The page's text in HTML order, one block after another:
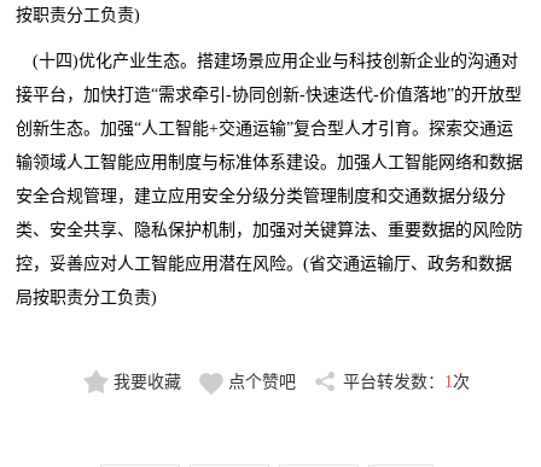
按职责分工负责)
(十四)优化产业生态。搭建场景应用企业与科技创新企业的沟通对
接平台，加快打造“需求牵引-协同创新-快速迭代-价值落地”的开放型
创新生态。加强“人工智能+交通运输”复合型人才引育。探索交通运
输领域人工智能应用制度与标准体系建设。加强人工智能网络和数据
安全合规管理，建立应用安全分级分类管理制度和交通数据分级分
类、安全共享、隐私保护机制，加强对关键算法、重要数据的风险防
控，妥善应对人工智能应用潜在风险。(省交通运输厅、政务和数据
局按职责分工负责)
我要收藏 点个赞吧 平台转发数： 1 次